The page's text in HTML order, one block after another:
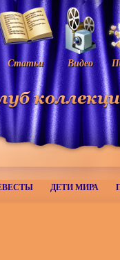
Статьи Видео
ДЕТИ МИРА